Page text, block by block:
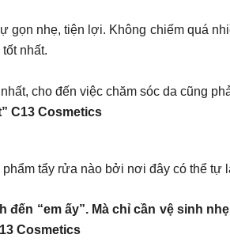
nhẹ, tiện lợi. Không chiếm quá
nhất.
cho đến việc chăm sóc da cũng
C13 Cosmetics
tẩy rửa nào bởi nơi đây có thể
“em ấy”. Mà chỉ cần vệ sinh
Cosmetics